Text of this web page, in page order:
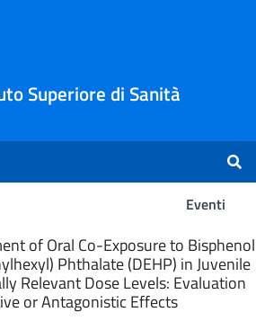
Superiore di Sanità
Eventi
of Oral Co-Exposure to Bisphenol
Phthalate (DEHP) in Juvenile
Relevant Dose Levels: Evaluation
or Antagonistic Effects